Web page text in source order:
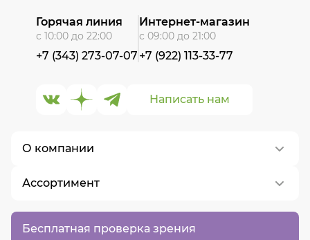
Бесплатная проверка зрения
О компании
О нас
Контакты
Вакансии
Ассортимент
Написать нам
Горячая линия
с 10:00 до 22:00
+7 (343) 273-07-07
Интернет-магазин
с 09:00 до 21:00
+7 (922) 113-33-77